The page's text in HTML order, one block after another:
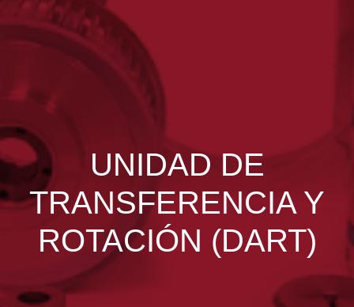
UNIDAD DE
TRANSFERENCIA Y
ROTACIÓN (DART)